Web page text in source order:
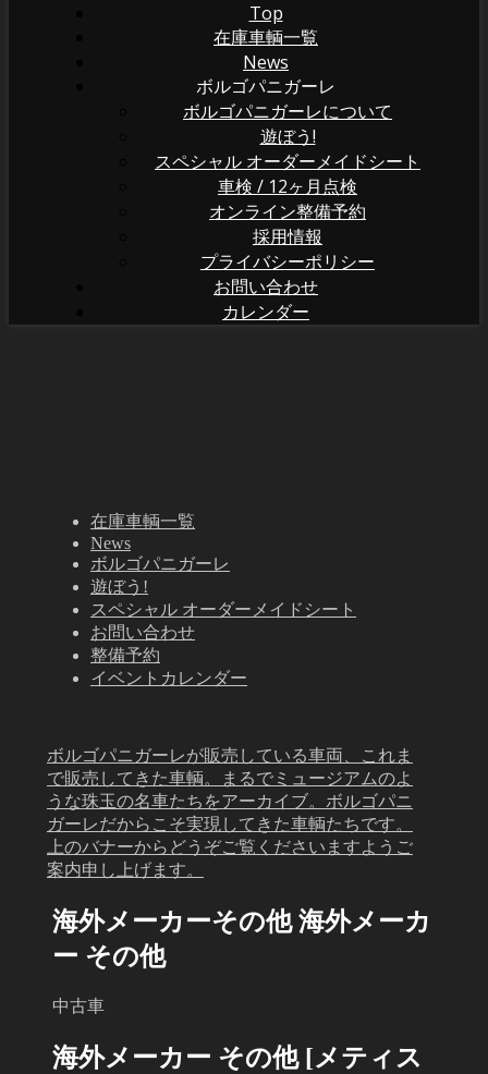
Top
在庫車輌一覧
News
ボルゴパニガーレ
ボルゴパニガーレについて
遊ぼう!
スペシャル オーダーメイドシート
車検 / 12ヶ月点検
オンライン整備予約
採用情報
プライバシーポリシー
お問い合わせ
カレンダー
在庫車輌一覧
News
ボルゴパニガーレ
遊ぼう!
スペシャル オーダーメイドシート
お問い合わせ
整備予約
イベントカレンダー
ボルゴパニガーレが販売している車両、これま
で販売してきた車輌。まるでミュージアムのよ
うな珠玉の名車たちをアーカイブ。ボルゴパニ
ガーレだからこそ実現してきた車輌たちです。
上のバナーからどうぞご覧くださいますようご
案内申し上げます。
海外メーカーその他 海外メーカ
ー その他
中古車
海外メーカー その他 [メティス